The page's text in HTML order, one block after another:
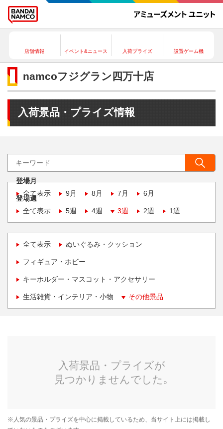
店舗情報 イベント&ニュース 入荷プライズ 設置ゲーム機
namcoフジグラン四万十店
入荷景品・プライズ情報
登場月
全て表示
9月 8月 7月 6月
登場週
全て表示
5週 4週 3週 2週 1週
全て表示 ぬいぐるみ・クッション
フィギュア・ホビー
キーホルダー・マスコット・アクセサリー
生活雑貨・インテリア・小物 その他景品